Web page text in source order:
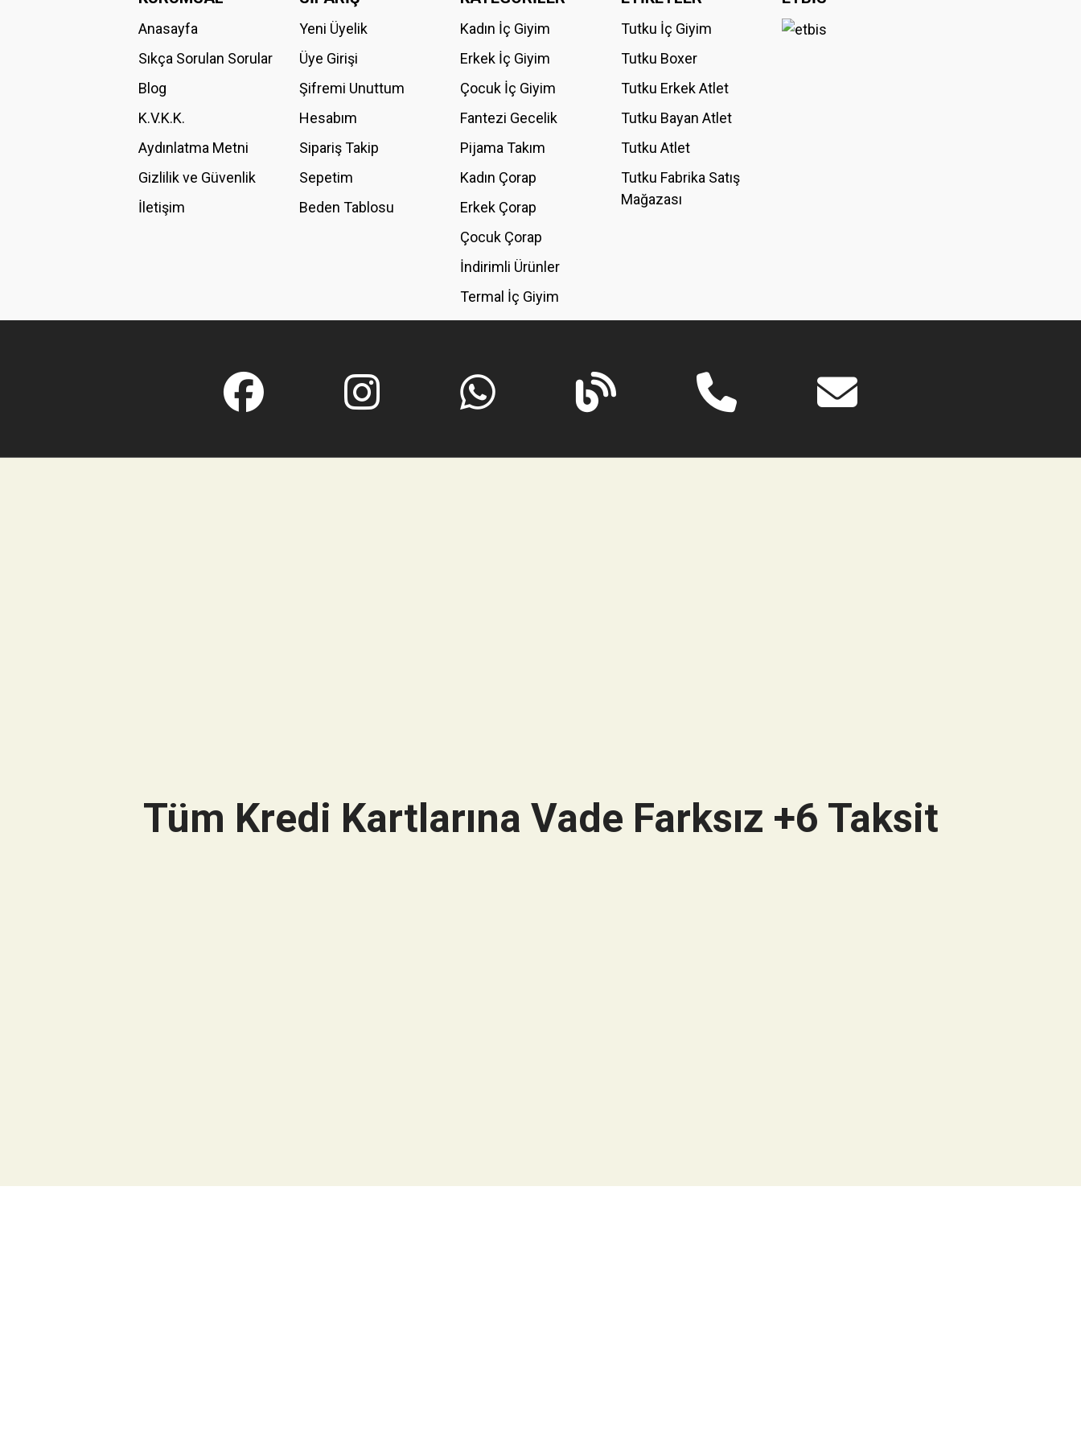
Ürün resmi kalitesiz, bozuk veya görüntülenemiyor.
Ürün fiyatı diğer sitelerden daha pahalı.
Bu ürüne benzer farklı alternatifler olmalı.
Anasayfa
Sıkça Sorulan Sorular
Blog
K.V.K.K.
Aydınlatma Metni
Gizlilik ve Güvenlik
İletişim
Yeni Üyelik
Üye Girişi
Şifremi Unuttum
Hesabım
Sipariş Takip
Sepetim
Beden Tablosu
Kadın İç Giyim
Erkek İç Giyim
Çocuk İç Giyim
Fantezi Gecelik
Pijama Takım
Kadın Çorap
Erkek Çorap
Çocuk Çorap
İndirimli Ürünler
Termal İç Giyim
Tutku İç Giyim
Tutku Boxer
Tutku Erkek Atlet
Tutku Bayan Atlet
Tutku Atlet
Tutku Fabrika Satış
Mağazası
Tüm Kredi Kartlarına Vade Farksız +6 Taksit